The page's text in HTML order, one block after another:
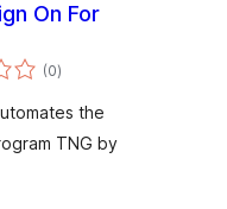
On For
(0total
ratings
)
the
TNG by